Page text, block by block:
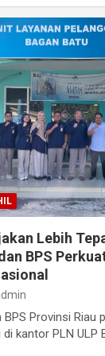
Lebih
BPS
BPS Provinsi Riau
kantor PLN ULP